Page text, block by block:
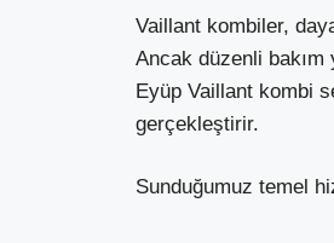
Vaillant kombiler,
Ancak düzenli bakım
Eyüp Vaillant kombi
gerçekleştirir.
Sunduğumuz temel